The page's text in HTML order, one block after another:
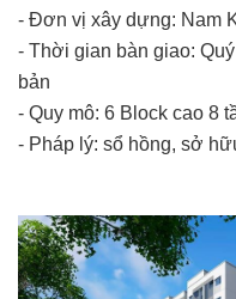
- Đơn vị xây dựng: Nam
- Thời gian bàn giao:
bản
- Quy mô: 6 Block cao 8
- Pháp lý: sổ hồng, sở